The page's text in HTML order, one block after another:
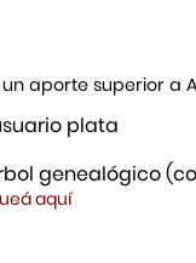
aporte superior a
plata
genealógico
aquí